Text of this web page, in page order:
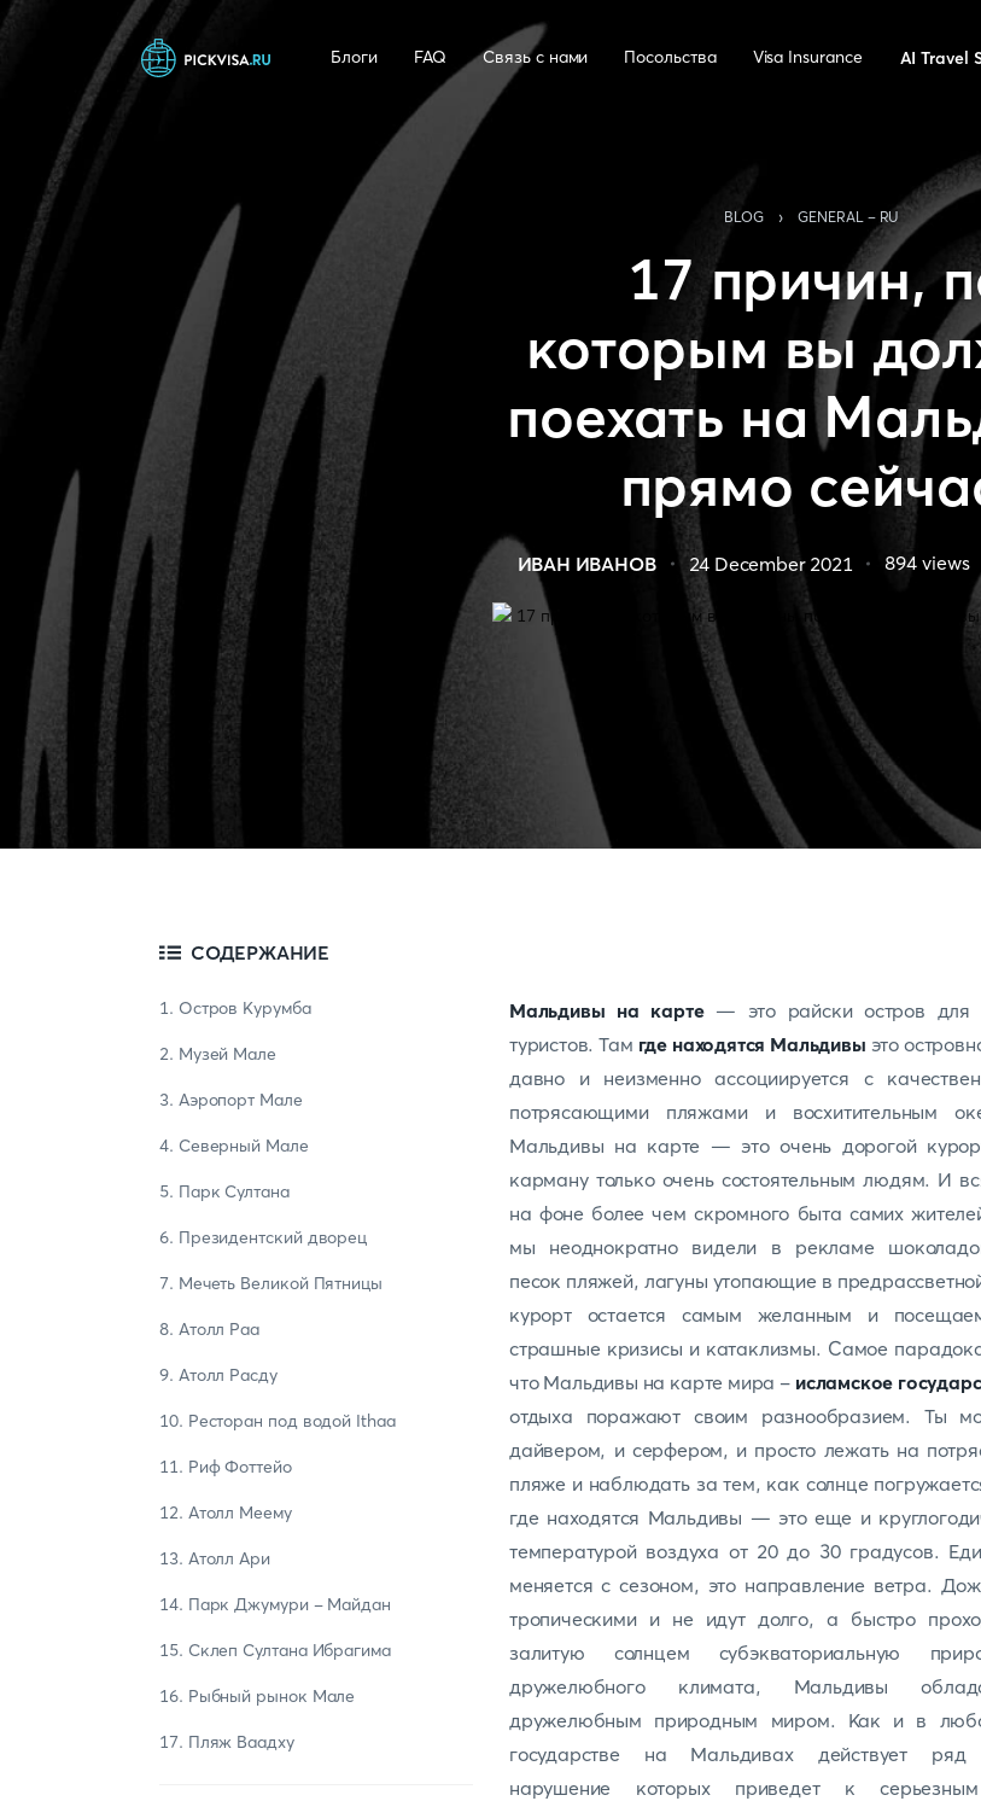
Блоги FAQ Связь с нами Посольства Visa Insurance AI Travel
BLOG › GENERAL - RU
17 причин,
которым вы
поехать на
прямо
ИВАН ИВАНОВ 24 December 2021 894 views
СОДЕРЖАНИЕ
1. Остров Курумба
2. Музей Мале
3. Аэропорт Мале
4. Северный Мале
5. Парк Султана
6. Президентский дворец
7. Мечеть Великой Пятницы
8. Атолл Раа
9. Атолл Расду
10. Ресторан под водой Ithaa
11. Риф Фоттейо
12. Атолл Меему
13. Атолл Ари
14. Парк Джумури - Майдан
15. Склеп Султана Ибрагима
16. Рыбный рынок Мале
17. Пляж Ваадху
Мальдивы на карте— это райски остров для
туристов. Там где находятся Мальдивы это
давно и неизменно ассоциируется с
потрясающими пляжами и восхитительным
Мальдивы на карте — это очень дорогой
карману только очень состоятельным людям. И
на фоне более чем скромного быта самих
мы неоднократно видели в рекламе
песок пляжей, лагуны утопающие в
курорт остается самым желанным и
страшные кризисы и катаклизмы. Самое
что Мальдивы на карте мира - исламское
отдыха поражают своим разнообразием. Ты
дайвером, и серфером, и просто лежать на
пляже и наблюдать за тем, как солнце
где находятся Мальдивы — это еще и
температурой воздуха от 20 до 30 градусов.
меняется с сезоном, это направление ветра.
тропическими и не идут долго, а быстро
залитую солнцем субэкваториальную
дружелюбного климата, Мальдивы
дружелюбным природным миром. Как и в
государстве на Мальдивах действует ряд
нарушение которых приведет к